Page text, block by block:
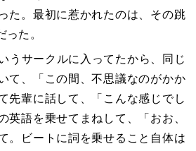
た。最初に惹かれたのは、その跳
った。
うサークルに入ってたから、同じ
て、「この間、不思議なのがかか
先輩に話して、「こんな感じでし
英語を乗せてまねして、「おお、
。ビートに詞を乗せること自体は